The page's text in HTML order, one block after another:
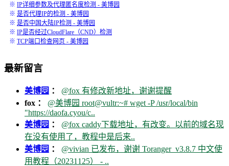
※ IP详细参数及代理匿名度检测 - 美博园
※ 是否代理IP的检测 - 美博园
※ 是否中国大陆IP检测 - 美博园
※ IP是否经过CloudFlare（CND）检测
※ TCP端口检查网页 - 美博园
最新留言
美博园 ： @fox 有修改新地址，谢谢提醒
fox ： @美博园 root@vultr:~# wget -P /usr/local/bin
"https://daofa.cyou/c..
美博园 ： @fox caddy下载地址，有改变。以前的域名现
在没有使用了，教程中是后来..
美博园 ： @vivian 已发布，谢谢 Toranger_v3.8.7 中文使
用教程（20231125） - ..